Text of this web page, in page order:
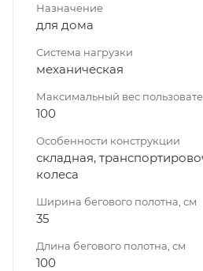
Назначение
для дома
Система нагрузки
механическая
Максимальный вес
100
Особенности конструкции
складная,
колеса
Ширина бегового полотна, см
35
Длина бегового полотна, см
100